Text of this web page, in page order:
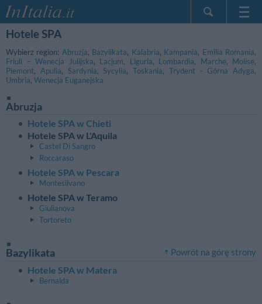
Moje Rezerwacje
InItalia Klub
Hotele SPA
Wybierz region: Abruzja, Bazylikata, Kalabria, Kampania, Emilia Romania,
Friuli – Wenecja Julijska, Lacjum, Liguria, Lombardia, Marche, Molise,
Piemont, Apulia, Sardynia,Sycylia, Toskania, Trydent - Górna Adyga,
Umbria, Wenecja Euganejska
Abruzja
Hotele SPA w Chieti
Hotele SPA w L'Aquila
Castel Di Sangro
Roccaraso
Hotele SPA w Pescara
Montesilvano
Hotele SPA w Teramo
Giulianova
Tortoreto
Bazylikata Powrót na górę strony
Hotele SPA w Matera
Bernalda